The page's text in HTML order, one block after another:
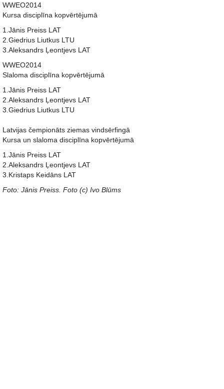
WWEO2014
Kursa disciplīna kopvērtējumā
1.Jānis Preiss LAT
2.Giedrius Liutkus LTU
3.Aleksandrs Ļeontjevs LAT
WWEO2014
Slaloma disciplīna kopvērtējumā
1.Jānis Preiss LAT
2.Aleksandrs Ļeontjevs LAT
3.Giedrius Liutkus LTU
Latvijas čempionāts ziemas vindsērfingā
Kursa un slaloma disciplīna kopvērtējumā
1.Jānis Preiss LAT
2.Aleksandrs Ļeontjevs LAT
3.Kristaps Keidāns LAT
Foto: Jānis Preiss. Foto (c) Ivo Blūms